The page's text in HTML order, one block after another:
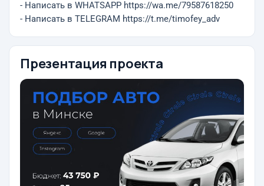
- Написать в WHATSAPP https://wa.me/79587618250
- Написать в TELEGRAM https://t.me/timofey_adv
Презентация проекта